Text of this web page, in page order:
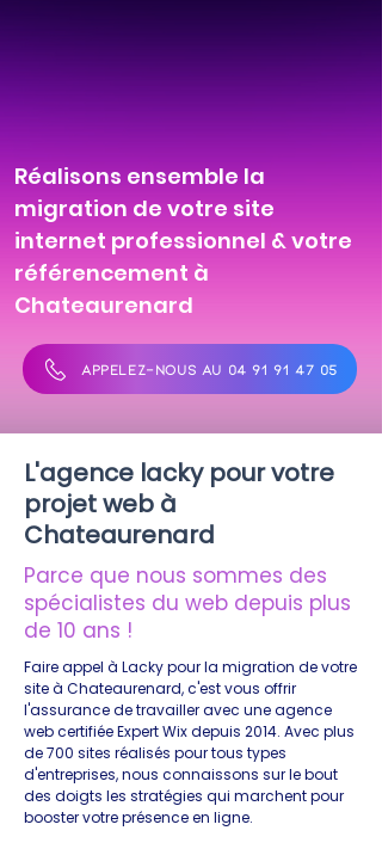
Réalisons ensemble la
migration de votre site
internet professionnel & votre
référencement à
Chateaurenard
APPELEZ-NOUS AU 04 91 91 47 05
L'agence lacky pour votre
projet web à
Chateaurenard
Parce que nous sommes des
spécialistes du web depuis plus
de 10 ans !
Faire appel à Lacky pour la migration de votre
site à Chateaurenard, c'est vous offrir
l'assurance de travailler avec une agence
web certifiée Expert Wix depuis 2014. Avec plus
de 700 sites réalisés pour tous types
d'entreprises, nous connaissons sur le bout
des doigts les stratégies qui marchent pour
booster votre présence en ligne.